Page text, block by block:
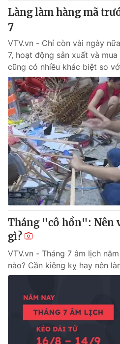
Làng làm hàng mã
7
VTV.vn - Chỉ còn vài ngày
7, hoạt động sản xuất và
cũng có nhiều khác biệt so
Tháng "cô hồn": Nên
gì?
VTV.vn - Tháng 7 âm lịch
nào? Cần kiêng kỵ hay nên